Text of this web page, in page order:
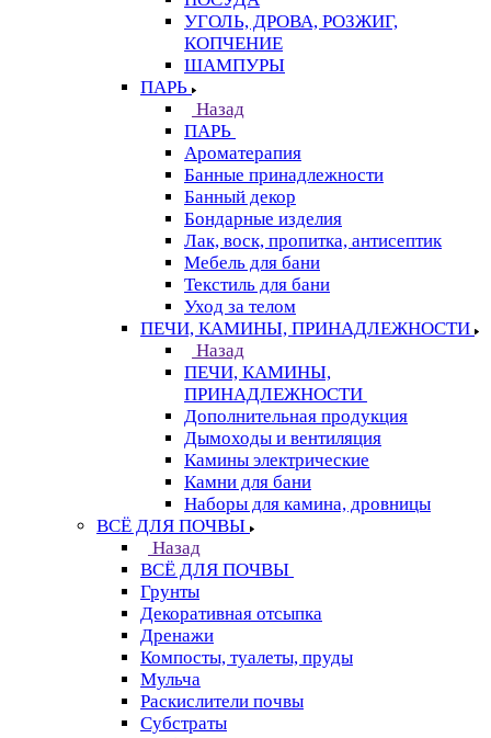
УГОЛЬ, ДРОВА, РОЗЖИГ,
КОПЧЕНИЕ
ШАМПУРЫ
ПАРЬ
Назад
ПАРЬ
Ароматерапия
Банные принадлежности
Банный декор
Бондарные изделия
Лак, воск, пропитка, антисептик
Мебель для бани
Текстиль для бани
Уход за телом
ПЕЧИ, КАМИНЫ, ПРИНАДЛЕЖНОСТИ
Назад
ПЕЧИ, КАМИНЫ,
ПРИНАДЛЕЖНОСТИ
Дополнительная продукция
Дымоходы и вентиляция
Камины электрические
Камни для бани
Наборы для камина, дровницы
ВСЁ ДЛЯ ПОЧВЫ
Назад
ВСЁ ДЛЯ ПОЧВЫ
Грунты
Декоративная отсыпка
Дренажи
Компосты, туалеты, пруды
Мульча
Раскислители почвы
Субстраты